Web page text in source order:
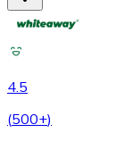
4.5
(500+)